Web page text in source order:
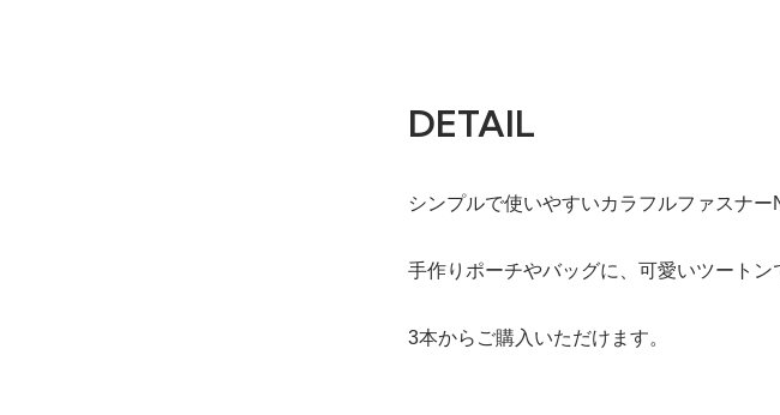
DETAIL
シンプルで使いやすいカラフルファスナー
手作りポーチやバッグに、可愛いツートン
3本からご購入いただけます。